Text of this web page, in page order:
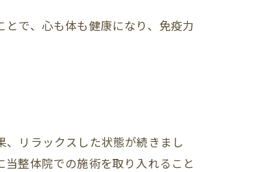
で、心も体も健康になり、免疫力
リラックスした状態が続きまし
整体院での施術を取り入れること